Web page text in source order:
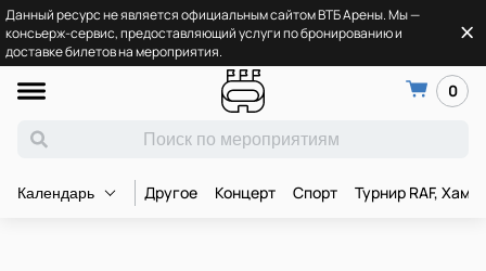
Данный ресурс не является официальным сайтом ВТБ Арены. Мы —
консьерж-сервис, предоставляющий услуги по бронированию и
доставке билетов на мероприятия.
0
Календарь Другое Концерт Спорт Турнир RAF,